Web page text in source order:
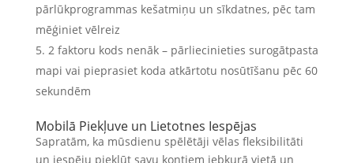
pārlūkprogrammas kešatmiņu un sīkdatnes, pēc tam
mēģiniet vēlreiz
2 faktoru kods nenāk – pārliecinieties surogātpasta
mapi vai pieprasiet koda atkārtotu nosūtīšanu pēc 60
sekundēm
Mobilā Piekļuve un Lietotnes Iespējas
Sapratām, ka mūsdienu spēlētāji vēlas fleksibilitāti
un iespēju piekļūt savu kontiem jebkurā vietā un